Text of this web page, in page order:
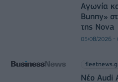
Αγωνία
Bunny»
της Nova
05/08/2026 -
Νέο Audi